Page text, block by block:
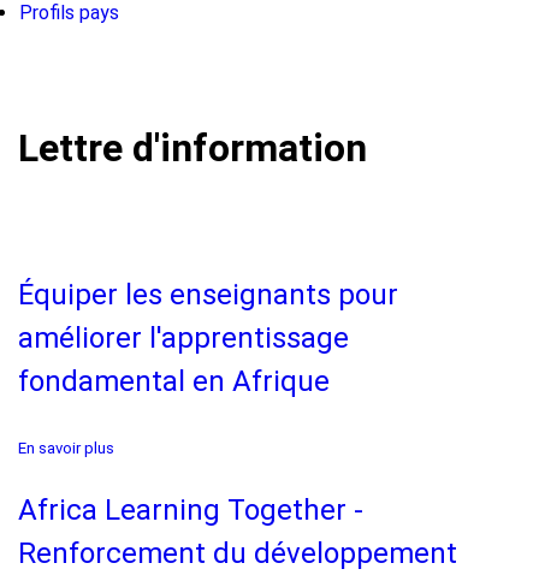
Profils pays
Lettre d'information
Équiper les enseignants pour
améliorer l'apprentissage
fondamental en Afrique
En savoir plus
enseignants
améliorer
Africa Learning Together -
Renforcement du développement